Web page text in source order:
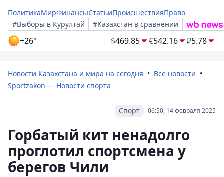
ПолитикаМирФинансыСтатьиПроисшествияПраво
#Выборы в Курултай
#Казахстан в сравнении
+26° $469.85 €542.16 ₽5.78
Новости Казахстана и мира на сегодня
Все новости
Sportzakon — Новости спорта
06:50, 14 февраля 2025
Спорт
Горбатый кит ненадолго
проглотил спортсмена у
берегов Чили